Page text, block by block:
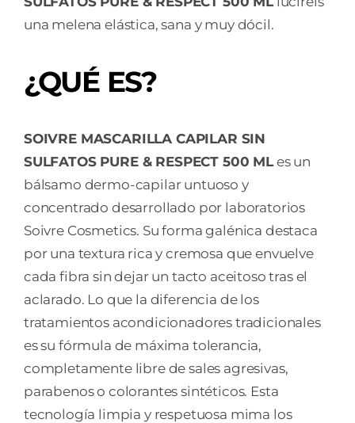
una melena elástica, sana y muy dócil.
¿QUÉ ES?
SOIVRE MASCARILLA CAPILAR SIN
SULFATOS PURE & RESPECT 500 MLes un
bálsamo dermo-capilar untuoso y
concentrado desarrollado por laboratorios
Soivre Cosmetics. Su forma galénica destaca
por una textura rica y cremosa que envuelve
cada fibra sin dejar un tacto aceitoso tras el
aclarado. Lo que la diferencia de los
tratamientos acondicionadores tradicionales
es su fórmula de máxima tolerancia,
completamente libre de sales agresivas,
parabenos o colorantes sintéticos. Esta
tecnología limpia y respetuosa mima los